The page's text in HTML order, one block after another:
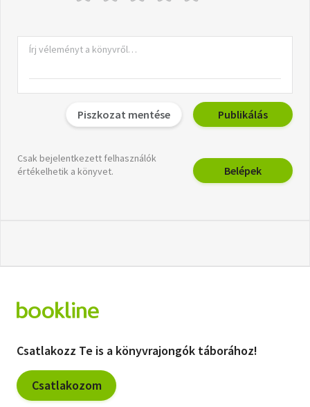
Piszkozat mentése Publikálás
Csak bejelentkezett felhasználók
értékelhetik a könyvet.
Belépek
Csatlakozz Te is a könyvrajongók táborához!
Csatlakozom